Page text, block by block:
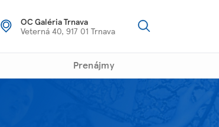
OC Galéria Trnava
Veterná 40, 917 01 Trnava
Prenájmy